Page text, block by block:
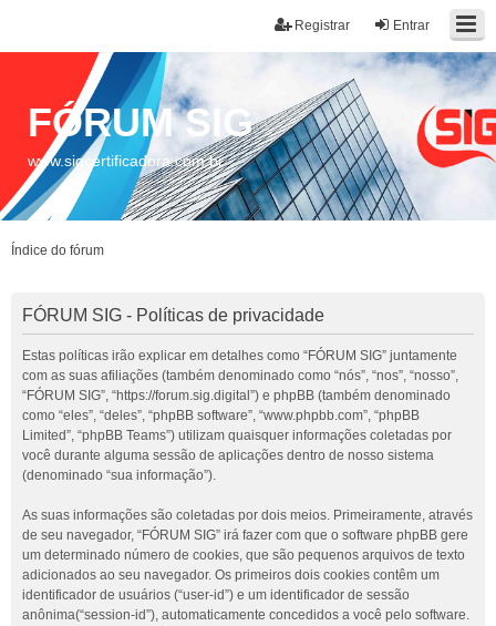
Entrar
Registrar
FÓRUM SIG
www.sigcertificadora.com.br
Índice do fórum
FÓRUM SIG - Políticas de privacidade
Estas políticas irão explicar em detalhes como “FÓRUM SIG” juntamente
com as suas afiliações (também denominado como “nós”, “nos”, “nosso”,
“FÓRUM SIG”, “https://forum.sig.digital”) e phpBB (também denominado
como “eles”, “deles”, “phpBB software”, “www.phpbb.com”, “phpBB
Limited”, “phpBB Teams”) utilizam quaisquer informações coletadas por
você durante alguma sessão de aplicações dentro de nosso sistema
(denominado “sua informação”).
As suas informações são coletadas por dois meios. Primeiramente, através
de seu navegador, “FÓRUM SIG” irá fazer com que o software phpBB gere
um determinado número de cookies, que são pequenos arquivos de texto
adicionados ao seu navegador. Os primeiros dois cookies contêm um
identificador de usuários (“user-id”) e um identificador de sessão
anônima(“session-id”), automaticamente concedidos a você pelo software.